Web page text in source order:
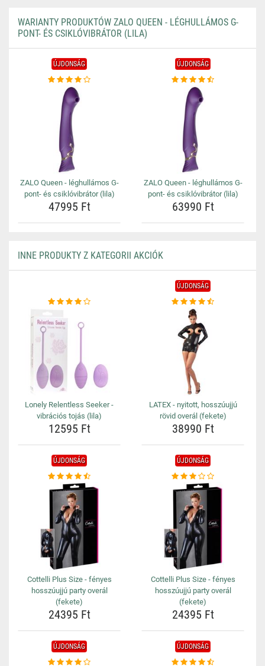
WARIANTY PRODUKTÓW ZALO QUEEN - LÉGHULLÁMOS G-
PONT- ÉS CSIKLÓVIBRÁTOR (LILA)
ÚJDONSÁG
ZALO Queen - léghullámos G-
pont- és csiklóvibrátor (lila)
47995 Ft
ÚJDONSÁG
ZALO Queen - léghullámos G-
pont- és csiklóvibrátor (lila)
63990 Ft
INNE PRODUKTY Z KATEGORII AKCIÓK
Lonely Relentless Seeker -
vibrációs tojás (lila)
12595 Ft
ÚJDONSÁG
LATEX - nyitott, hosszúujjú
rövid overál (fekete)
38990 Ft
ÚJDONSÁG
Cottelli Plus Size - fényes
hosszúujjú party overál
(fekete)
24395 Ft
ÚJDONSÁG
Cottelli Plus Size - fényes
hosszúujjú party overál
(fekete)
24395 Ft
ÚJDONSÁG ÚJDONSÁG